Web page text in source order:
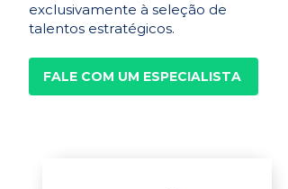
exclusivamente à seleção de
talentos estratégicos.
FALE COM UM ESPECIALISTA